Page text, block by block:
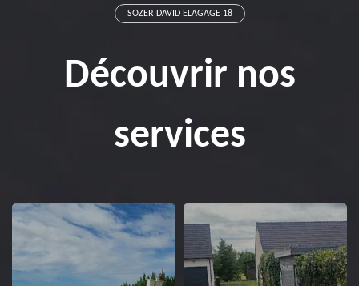
SOZER DAVID ELAGAGE 18
Découvrir nos
services